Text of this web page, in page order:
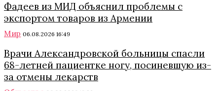
Фадеев из МИД объяснил проблемы с
экспортом товаров из Армении
Мир 06.08.2026 16:49
Врачи Александровской больницы спасли
68-летней пациентке ногу, посиневшую из-
за отмены лекарств